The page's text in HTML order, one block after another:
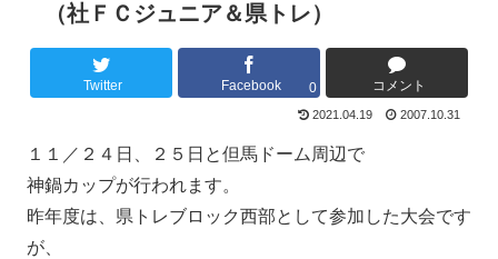
（社ＦＣジュニア＆県トレ）
Twitter Facebook 0 コメント
2021.04.19 2007.10.31
１１／２４日、２５日と但馬ドーム周辺で
神鍋カップが行われます。
昨年度は、県トレブロック西部として参加した大会です
が、